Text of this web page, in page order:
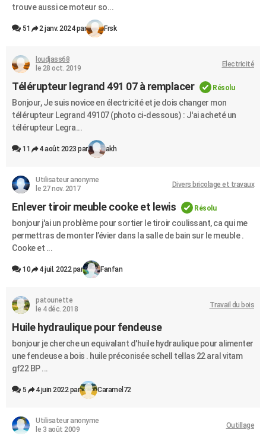
trouve aussi ce moteur so...
51 2 janv. 2024 par Frsk
loudjass68
le 28 oct. 2019
Electricité
Télérupteur legrand 491 07 à remplacer Résolu
Bonjour, Je suis novice en électricité et je dois changer mon
télérupteur Legrand 49107 (photo ci-dessous) : J'ai acheté un
télérupteur Legra...
11 4 août 2023 par akh
Utilisateur anonyme
le 27 nov. 2017
Divers bricolage et travaux
Enlever tiroir meuble cooke et lewis Résolu
bonjour j'ai un problème pour sortier le tiroir coulissant, ca qui me
permettras de monter l’évier dans la salle de bain sur le meuble .
Cooke et ...
10 4 juil. 2022 par Fanfan
patounette
le 4 déc. 2018
Travail du bois
Huile hydraulique pour fendeuse
bonjour je cherche un equivalant d'huile hydraulique pour alimenter
une fendeuse a bois . huile préconisée schell tellas 22 aral vitam
gf22 BP ...
5 4 juin 2022 par Caramel72
Utilisateur anonyme
le 3 août 2009
Outillage